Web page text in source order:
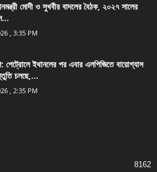
মোদী ও সুখবীর বাদলের বৈঠক, ২০২৭ সালের
, 3:35 PM
পেট্রোলে ইথানলের পর এবার এলপিজিতে বায়োগ্যাস
চলছে,...
, 2:35 PM
8162